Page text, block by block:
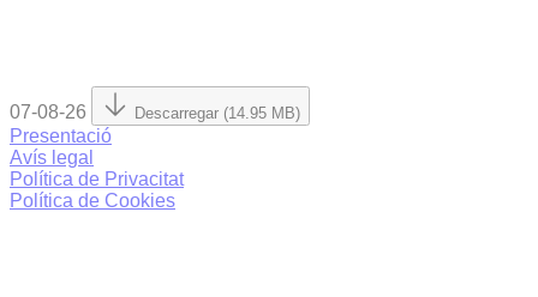
07-08-26 Descarregar (14.95 MB)
Presentació
Avís legal
Política de Privacitat
Política de Cookies